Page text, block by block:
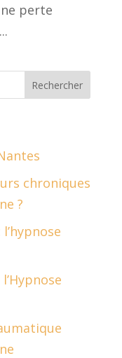
perte
Rechercher
chroniques
?